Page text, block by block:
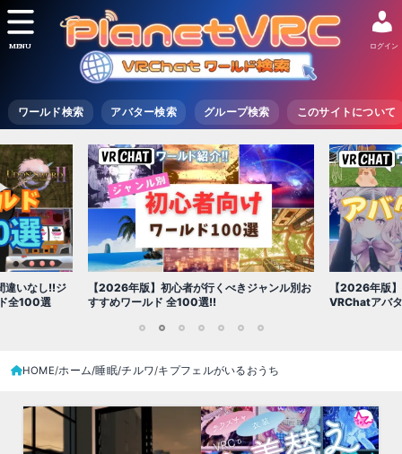
ワールド検索 アバター検索 グループ検索 このサイトについて
ログイン
MENU
ャンル別お
【2026年版】初心者必見!!無料で使える
VRChatアバター（アバターワールド紹介）
【2026年版
世界を味わえ
HOME ホーム/睡眠/チルワ キプフェルがいるおうち